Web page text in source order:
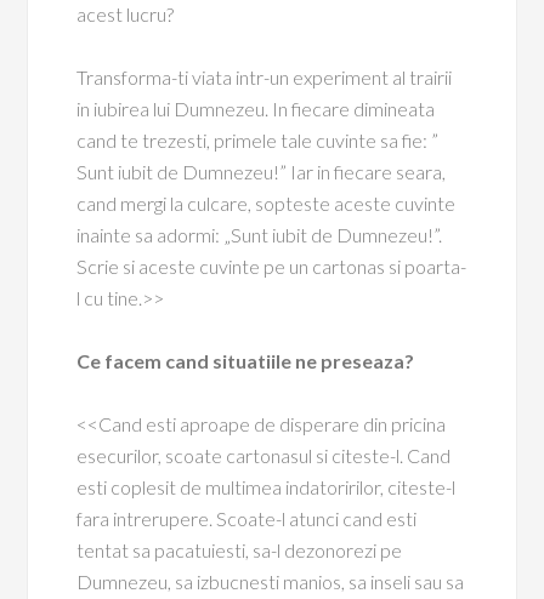
acest lucru?
Transforma-ti viata intr-un experiment al trairii
in iubirea lui Dumnezeu. In fiecare dimineata
cand te trezesti, primele tale cuvinte sa fie: ”
Sunt iubit de Dumnezeu!” Iar in fiecare seara,
cand mergi la culcare, sopteste aceste cuvinte
inainte sa adormi: „Sunt iubit de Dumnezeu!”.
Scrie si aceste cuvinte pe un cartonas si poarta-
l cu tine.>>
Ce facem cand situatiile ne preseaza?
<<Cand esti aproape de disperare din pricina
esecurilor, scoate cartonasul si citeste-l. Cand
esti coplesit de multimea indatoririlor, citeste-l
fara intrerupere. Scoate-l atunci cand esti
tentat sa pacatuiesti, sa-l dezonorezi pe
Dumnezeu, sa izbucnesti manios, sa inseli sau sa